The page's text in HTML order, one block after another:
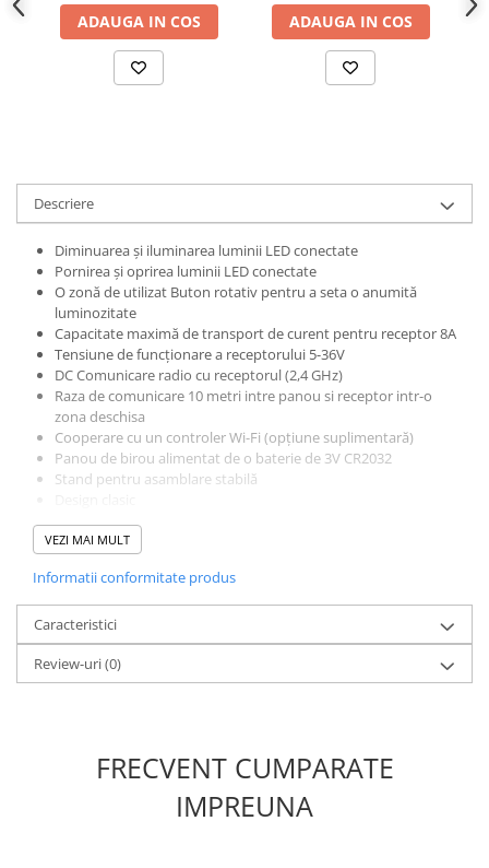
ADAUGA IN COS ADAUGA IN COS
Descriere
Diminuarea și iluminarea luminii LED conectate
Pornirea și oprirea luminii LED conectate
O zonă de utilizat Buton rotativ pentru a seta o anumită
luminozitate
Capacitate maximă de transport de curent pentru receptor 8A
Tensiune de funcționare a receptorului 5-36V
DC Comunicare radio cu receptorul (2,4 GHz)
Raza de comunicare 10 metri intre panou si receptor intr-o
zona deschisa
Cooperare cu un controler Wi-Fi (opțiune suplimentară)
Panou de birou alimentat de o baterie de 3V CR2032
Stand pentru asamblare stabilă
echipamente radio).
Comunicarea de bază cu receptorul se face prin radio. Obținerea
unui control opțional prin conectarea la o rețea Wi-Fi, care vă
permite să controlați iluminarea folosind dispozitive mobile (de
exemplu, smartphone sau tabletă), este disponibilă numai după
utilizarea modulului Wi-Fi corespunzător.
VEZI MAI MULT
Informatii conformitate produs
Caracteristici
Review-uri(0)
FRECVENT CUMPARATE
IMPREUNA